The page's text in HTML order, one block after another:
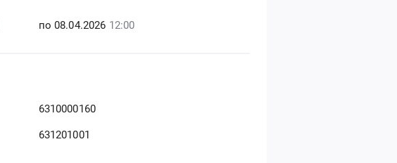
по 08.04.2026 12:00
6310000160
631201001